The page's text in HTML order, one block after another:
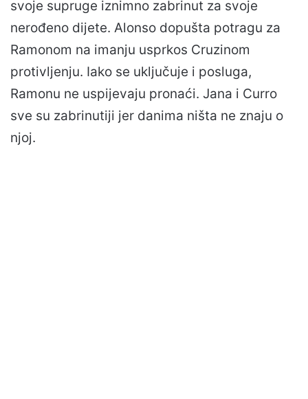
svoje supruge iznimno zabrinut za svoje
nerođeno dijete. Alonso dopušta potragu za
Ramonom na imanju usprkos Cruzinom
protivljenju. Iako se uključuje i posluga,
Ramonu ne uspijevaju pronaći. Jana i Curro
sve su zabrinutiji jer danima ništa ne znaju o
njoj.